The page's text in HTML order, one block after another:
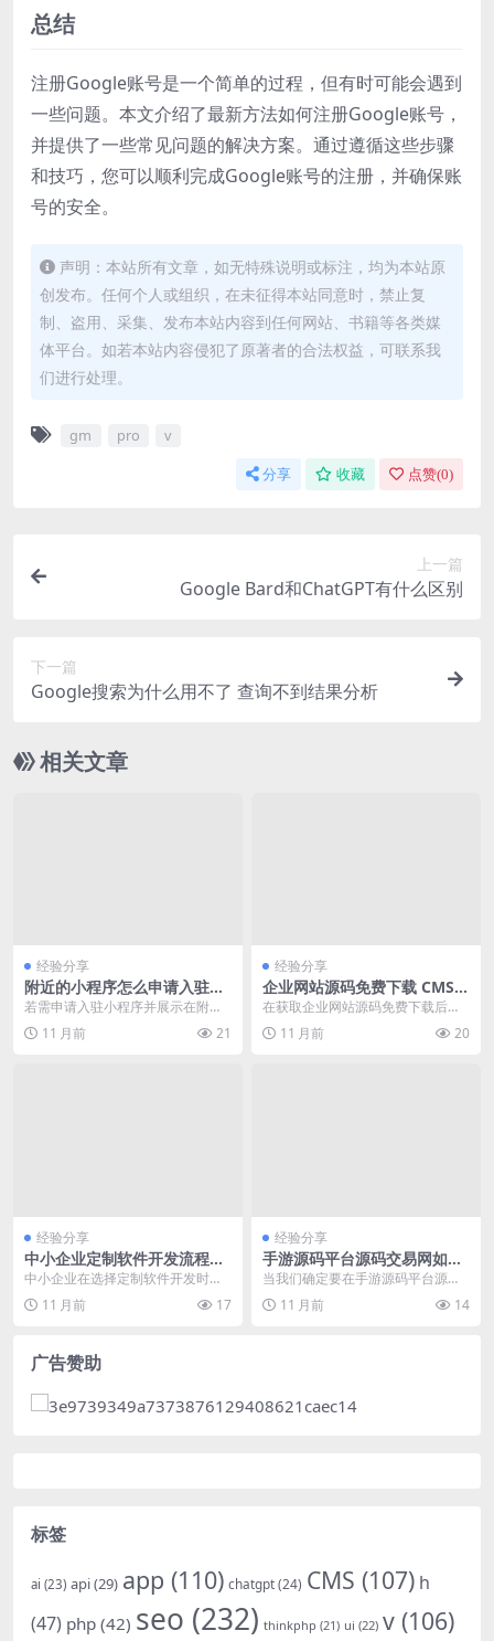
总结
注册Google账号是一个简单的过程，但有时可能会遇到
一些问题。本文介绍了最新方法如何注册Google账号，
并提供了一些常见问题的解决方案。通过遵循这些步骤
和技巧，您可以顺利完成Google账号的注册，并确保账
号的安全。
声明：本站所有文章，如无特殊说明或标注，均为本站原
创发布。任何个人或组织，在未征得本站同意时，禁止复
制、盗用、采集、发布本站内容到任何网站、书籍等各类媒
体平台。如若本站内容侵犯了原著者的合法权益，可联系我
们进行处理。
gm pro v
分享 收藏 点赞(0)
上一篇
Google Bard和ChatGPT有什么区别
下一篇
Google搜索为什么用不了 查询不到结果分析
相关文章
经验分享
附近的小程序怎么申请入驻展
示
若需申请入驻小程序并展示在附
近，需遵循特定平台的流程。以下
为常见平台（如微信）的...
11 月前 21
经验分享
企业网站源码免费下载 CMS系
统配置详解及常见问题解决
在获取企业网站源码免费下载后，
如何正确配置CMS系统是确保网站
正常运行的关键步骤...
11 月前 20
经验分享
中小企业定制软件开发流程：
定位特定客户群体，解决其具
体问题
中小企业在选择定制软件开发时，
如何精准定位目标客户群体并有效
解决其面临的具体问题...
11 月前 17
经验分享
手游源码平台源码交易网如何
选择合适的源码进行开发
当我们确定要在手游源码平台源码
交易网寻找合适的源码进行开发
时，如何进行选择成为了...
11 月前 14
广告赞助
标签
ai (23) api(29) app (110) chatgpt(24) CMS (107) h
(47) php (42) seo (232) thinkphp (21) ui (22) v (106)